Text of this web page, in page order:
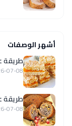
أشهر الوصفات
طريقة
07-08
طريقة
07-08